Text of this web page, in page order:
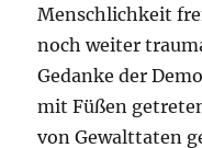
Menschlichkeit
noch weiter
Gedanke der
mit Füßen
von Gewalttaten